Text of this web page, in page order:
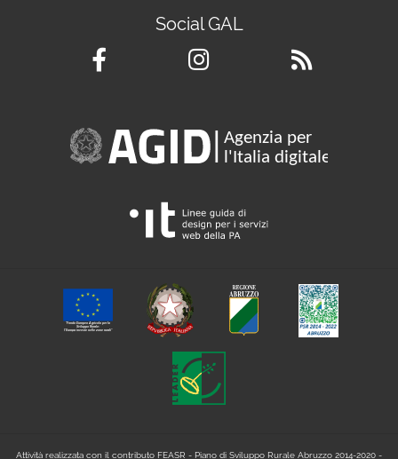
Social GAL
Attività realizzata con il contributo FEASR - Piano di Sviluppo Rurale Abruzzo 2014-2020 -